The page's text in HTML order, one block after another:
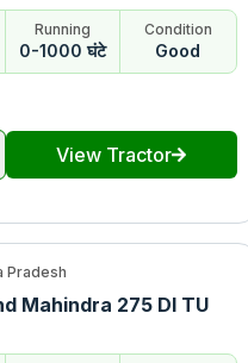
Running
0-1000 घंटे
Condition
Good
View Tractor
Pradesh
Mahindra 275 DI TU